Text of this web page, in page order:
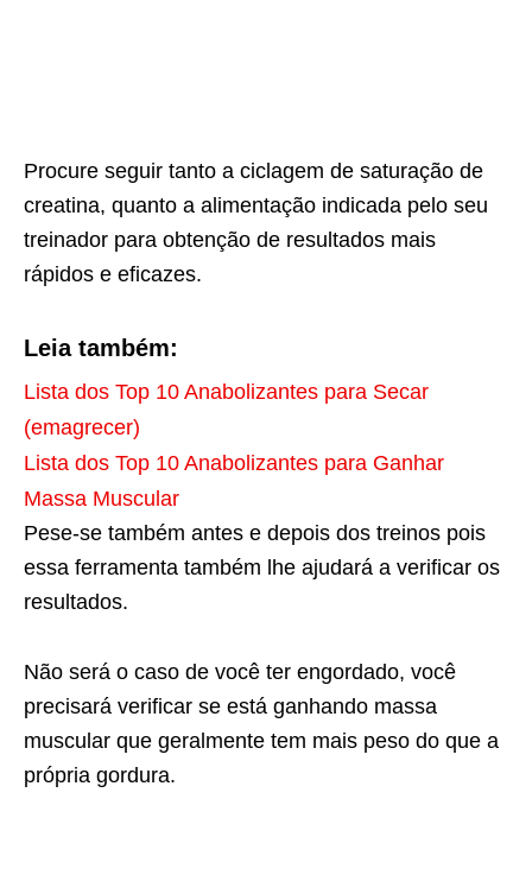
Procure seguir tanto a ciclagem de saturação de
creatina, quanto a alimentação indicada pelo seu
treinador para obtenção de resultados mais
rápidos e eficazes.
Leia também:
Lista dos Top 10 Anabolizantes para Secar
(emagrecer)
Lista dos Top 10 Anabolizantes para Ganhar
Massa Muscular
Pese-se também antes e depois dos treinos pois
essa ferramenta também lhe ajudará a verificar os
resultados.
Não será o caso de você ter engordado, você
precisará verificar se está ganhando massa
muscular que geralmente tem mais peso do que a
própria gordura.